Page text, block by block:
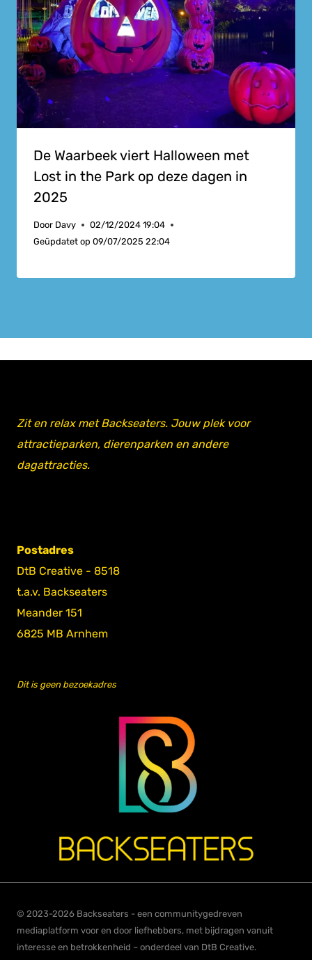
De Waarbeek viert Halloween met
Lost in the Park op deze dagen in
2025
Door Davy
02/12/2024 19:04
Geüpdatet op 09/07/2025 22:04
Zit en relax met Backseaters. Jouw plek voor
attractieparken, dierenparken en andere
dagattracties.
Postadres
DtB Creative - 8518
t.a.v. Backseaters
Meander 151
6825 MB Arnhem
Dit is geen bezoekadres
© 2023-2026 Backseaters - een communitygedreven
mediaplatform voor en door liefhebbers, met bijdragen vanuit
interesse en betrokkenheid – onderdeel van DtB Creative.